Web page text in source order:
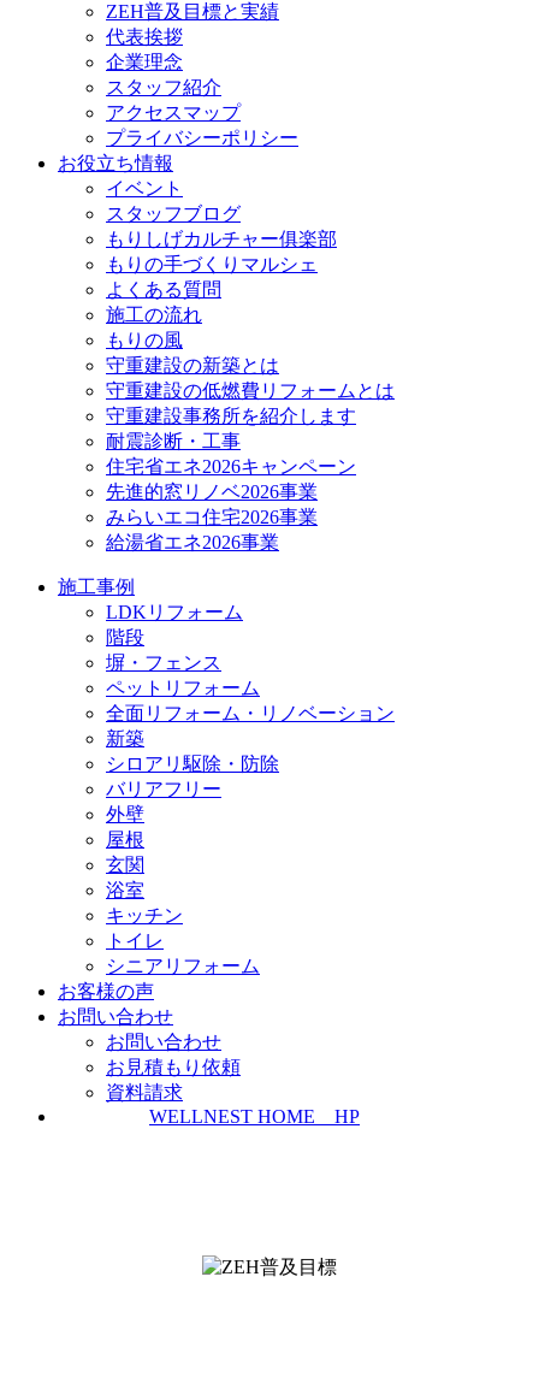
ZEH普及目標と実績
代表挨拶
企業理念
スタッフ紹介
アクセスマップ
プライバシーポリシー
お役立ち情報
イベント
スタッフブログ
もりしげカルチャー俱楽部
もりの手づくりマルシェ
よくある質問
施工の流れ
もりの風
守重建設の新築とは
守重建設の低燃費リフォームとは
守重建設事務所を紹介します
耐震診断・工事
住宅省エネ2026キャンペーン
先進的窓リノベ2026事業
みらいエコ住宅2026事業
給湯省エネ2026事業
施工事例
LDKリフォーム
階段
塀・フェンス
ペットリフォーム
全面リフォーム・リノベーション
新築
シロアリ駆除・防除
バリアフリー
外壁
屋根
玄関
浴室
キッチン
トイレ
シニアリフォーム
お客様の声
お問い合わせ
お問い合わせ
お見積もり依頼
資料請求
WELLNEST HOME HP